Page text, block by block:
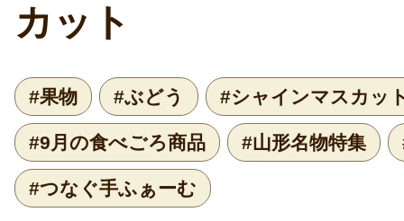
カット
#果物 #ぶどう #シャインマスカッ
#9月の食べごろ商品 #山形名物特集
#つなぐ手ふぁーむ